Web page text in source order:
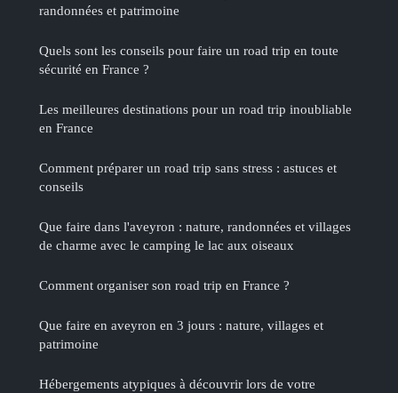
randonnées et patrimoine
Quels sont les conseils pour faire un road trip en toute
sécurité en France ?
Les meilleures destinations pour un road trip inoubliable
en France
Comment préparer un road trip sans stress : astuces et
conseils
Que faire dans l'aveyron : nature, randonnées et villages
de charme avec le camping le lac aux oiseaux
Comment organiser son road trip en France ?
Que faire en aveyron en 3 jours : nature, villages et
patrimoine
Hébergements atypiques à découvrir lors de votre